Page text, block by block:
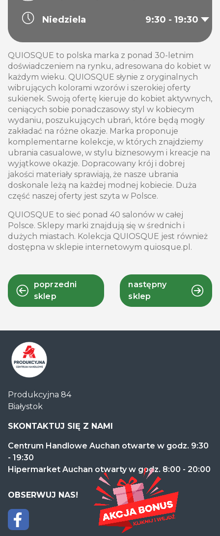
Niedziela 9:30 - 19:30
QUIOSQUE to polska marka z ponad 30-letnim
doświadczeniem na rynku, adresowana do kobiet w
każdym wieku. QUIOSQUE słynie z oryginalnych
wibrujących kolorami wzorów i szerokiej oferty
sukienek. Swoją ofertę kieruje do kobiet aktywnych,
ceniących sobie ponadczasowy styl w kobiecym
wydaniu, poszukujących ubrań, które będą mogły
zakładać na różne okazje. Marka proponuje
komplementarne kolekcje, w których znajdziemy
ubrania casualowe, w stylu biznesowym i kreacje na
wyjątkowe okazje. Dopracowany krój i dobrej
jakości materiały sprawiają, że nasze ubrania
doskonale leżą na każdej modnej kobiecie. Duża
część naszej oferty jest szyta w Polsce.
QUIOSQUE to sieć ponad 40 salonów w całej
Polsce. Sklepy marki znajdują się w średnich i
dużych miastach. Kolekcja QUIOSQUE jest również
dostępna w sklepie internetowym quiosque.pl.
poprzedni
sklep
następny
sklep
Handlowe
Auchan
Produkcyjna
Produkcyjna 84
Białystok
SKONTAKTUJ SIĘ Z NAMI
Centrum Handlowe Auchan otwarte w godz. 9:30
- 19:30
Hipermarket Auchan otwarty w godz. 8:00 - 20:00
OBSERWUJ NAS!